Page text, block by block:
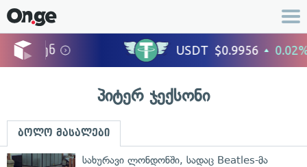
პიტერ ჯექსონი
ბოლო მასალები
სახურავი ლონდონში, სადაც Beatles-მა